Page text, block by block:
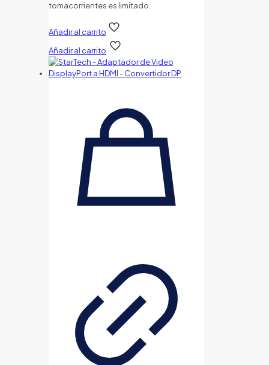
tomacorrientes es limitado.
Añadir al carrito
Añadir al carrito